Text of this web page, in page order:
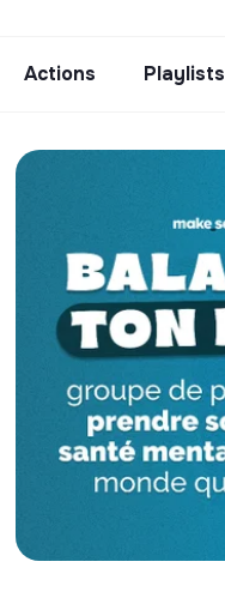
Actions Playlists